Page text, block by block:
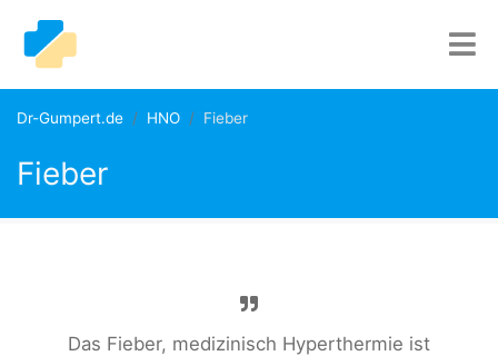
Dr-Gumpert.de HNO Fieber
Fieber
Das Fieber, medizinisch Hyperthermie ist